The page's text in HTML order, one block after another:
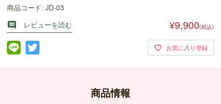
商品コード: JD-03

レビューを読む ¥9,900(税込)
商品情報